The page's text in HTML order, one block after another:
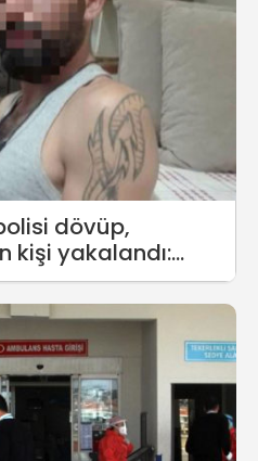
dövüp,
kişi yakalandı:
yararlanarak